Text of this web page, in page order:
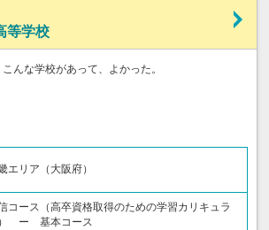
等学校
こんな学校があって、よかった。
エリア（大阪府）
コース（高卒資格取得のための学習カリキュラ
ー 基本コース